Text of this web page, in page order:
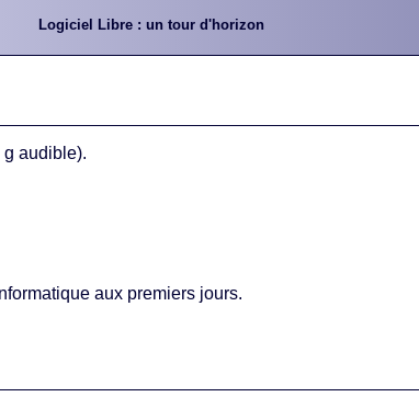
Logiciel Libre : un tour d'horizon
g audible).
aux premiers jours.